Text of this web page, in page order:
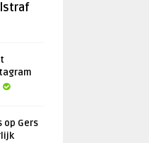
op Gers